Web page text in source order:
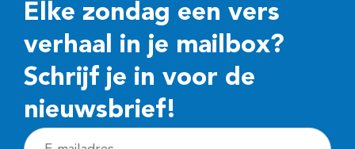
Elke zondag een vers
verhaal in je mailbox?
Schrijf je in voor de
nieuwsbrief!
E